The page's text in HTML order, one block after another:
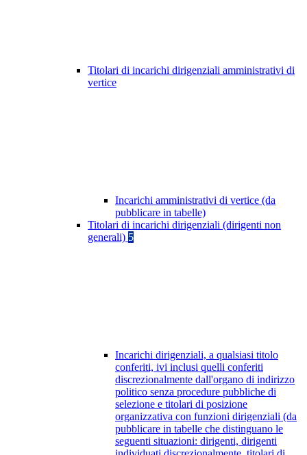
Titolari di incarichi dirigenziali amministrativi di
vertice
Incarichi amministrativi di vertice (da
pubblicare in tabelle)
Titolari di incarichi dirigenziali (dirigenti non
generali) 5
Incarichi dirigenziali, a qualsiasi titolo
conferiti, ivi inclusi quelli conferiti
discrezionalmente dall'organo di indirizzo
politico senza procedure pubbliche di
selezione e titolari di posizione
organizzativa con funzioni dirigenziali (da
pubblicare in tabelle che distinguano le
seguenti situazioni: dirigenti, dirigenti